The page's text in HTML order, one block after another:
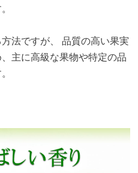
法ですが、 品質の高い果実
主に高級な果物や特定の品